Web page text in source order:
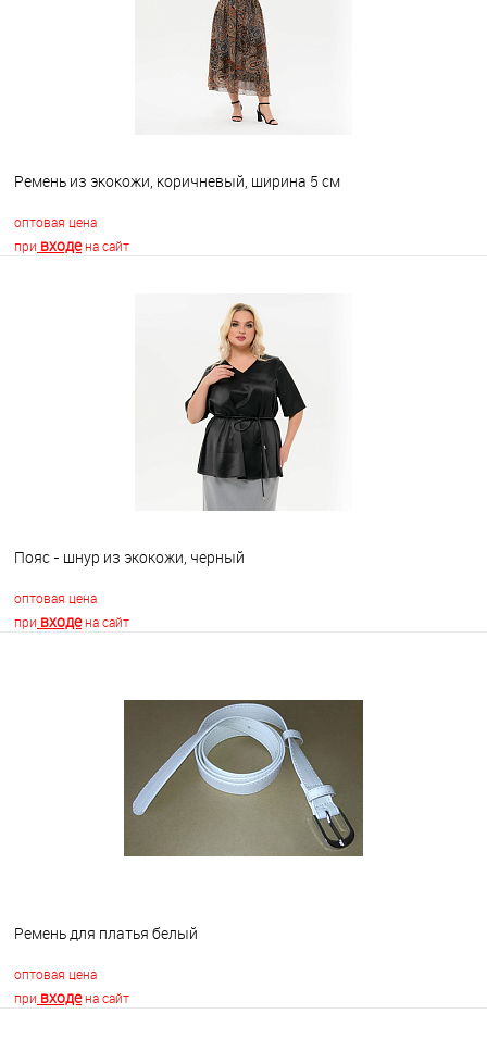
Ремень из экокожи, коричневый, ширина 5 см
оптовая цена
при входена сайт
В корзину
Пояс - шнур из экокожи, черный
оптовая цена
при входена сайт
Недоступно
Ремень для платья белый
оптовая цена
при входена сайт